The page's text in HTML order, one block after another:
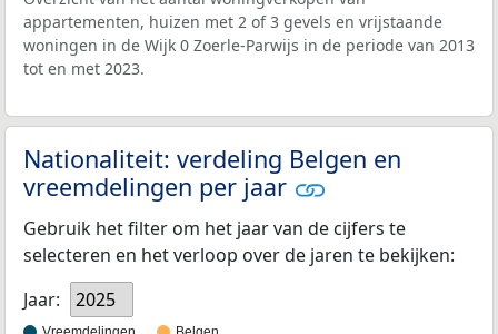
appartementen, huizen met 2 of 3 gevels en vrijstaande
woningen in de Wijk 0 Zoerle-Parwijs in de periode van 2013
tot en met 2023.
Nationaliteit: verdeling Belgen en
vreemdelingen per jaar
Gebruik het filter om het jaar van de cijfers te
selecteren en het verloop over de jaren te bekijken:
Jaar:
2025